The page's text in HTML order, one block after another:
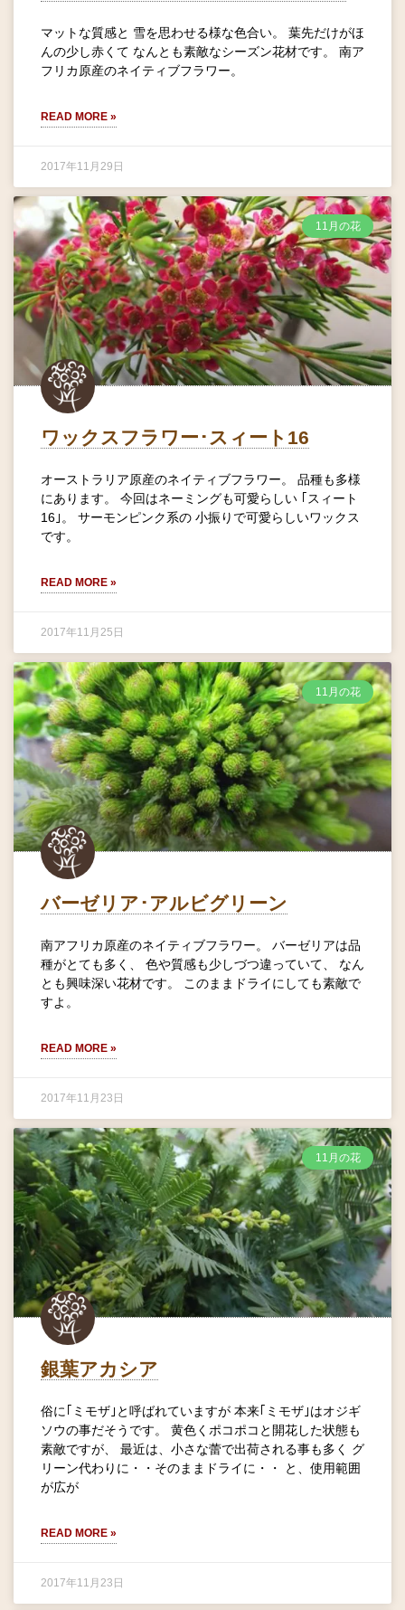
マットな質感と 雪を思わせる様な色合い。 葉先だけがほ
んの少し赤くて なんとも素敵なシーズン花材です。 南ア
フリカ原産のネイティブフラワー。
READ MORE »
2017年11月29日
11月の花
ワックスフラワー･スィート16
オーストラリア原産のネイティブフラワー。 品種も多様
にあります。 今回はネーミングも可愛らしい ｢スィート
16｣。 サーモンピンク系の 小振りで可愛らしいワックス
です。
READ MORE »
2017年11月25日
11月の花
バーゼリア･アルビグリーン
南アフリカ原産のネイティブフラワー。 バーゼリアは品
種がとても多く、 色や質感も少しづつ違っていて、 なん
とも興味深い花材です。 このままドライにしても素敵で
すよ。
READ MORE »
2017年11月23日
11月の花
銀葉アカシア
俗に｢ミモザ｣と呼ばれていますが 本来｢ミモザ｣はオジギ
ソウの事だそうです。 黄色くポコポコと開花した状態も
素敵ですが、 最近は、小さな蕾で出荷される事も多く グ
リーン代わりに・・そのままドライに・・ と、使用範囲
が広が
READ MORE »
2017年11月23日